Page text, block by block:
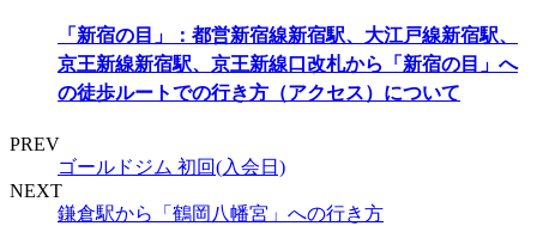
「新宿の目」：都営新宿線新宿駅、大江戸線新宿駅、
京王新線新宿駅、京王新線口改札から「新宿の目」へ
の徒歩ルートでの行き方（アクセス）について
PREV
ゴールドジム 初回(入会日)
NEXT
鎌倉駅から「鶴岡八幡宮」への行き方